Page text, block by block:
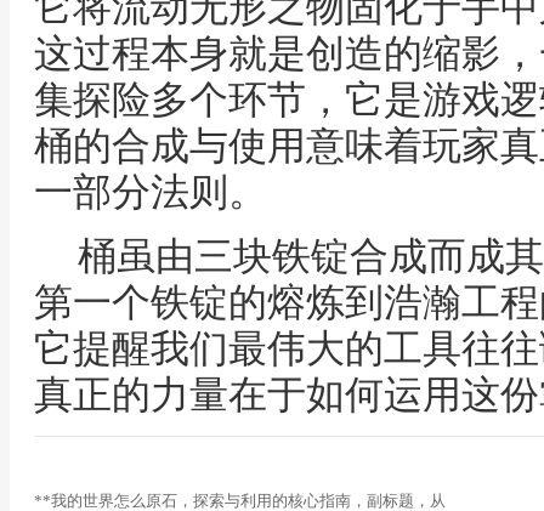
这过程本身就是创造的缩影
集探险多个环节，它是游戏
桶的合成与使用意味着玩家
一部分法则。
桶虽由三块铁锭合成而成
第一个铁锭的熔炼到浩瀚工
它提醒我们最伟大的工具往
真正的力量在于如何运用这
**我的世界怎么原石，探索与利用的核心指南，副标题，从